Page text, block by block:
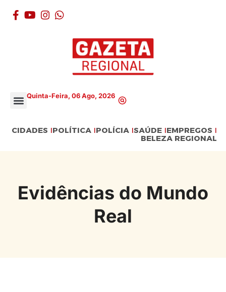
Quinta-Feira, 06 Ago, 2026
CIDADES POLÍTICA POLÍCIA SAÚDE EMPREGOS
BELEZA REGIONAL
Evidências do Mundo
Real